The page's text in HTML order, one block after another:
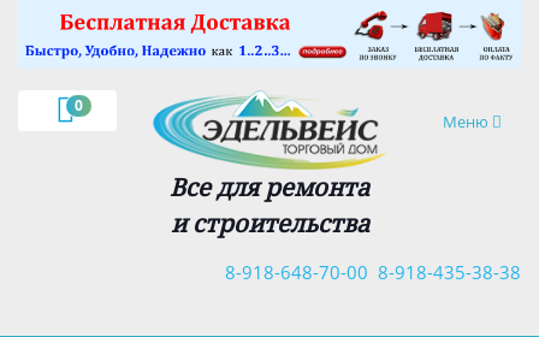
0
Навигация
Меню
Все для ремонта
и строительства
8-918-435-38-38
8-918-648-70-00
×